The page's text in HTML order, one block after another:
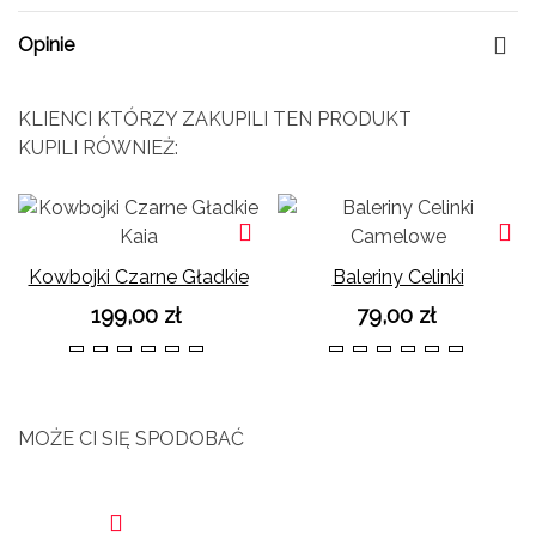
Opinie
KLIENCI KTÓRZY ZAKUPILI TEN PRODUKT
KUPILI RÓWNIEŻ:
Kowbojki Czarne Gładkie
Kaia
199,00 zł
363738394041
Baleriny Celinki
Camelowe
79,00 zł
363738394041
MOŻE CI SIĘ SPODOBAĆ